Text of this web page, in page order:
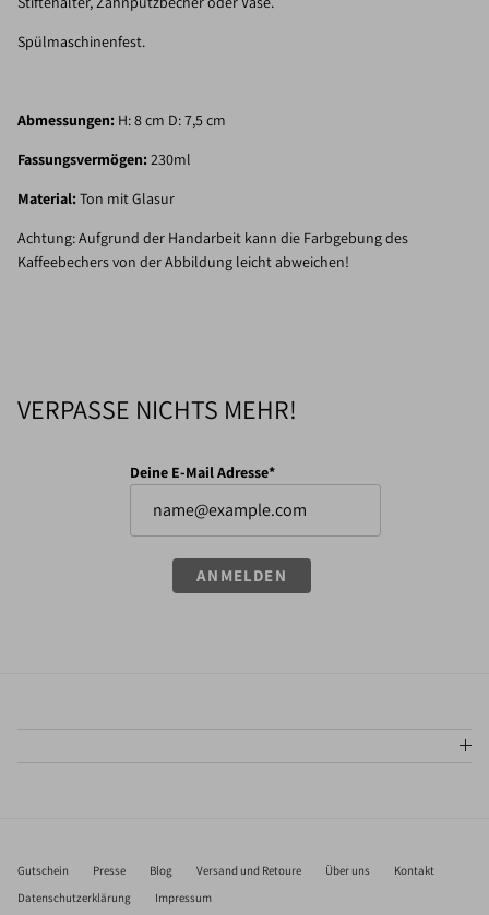
Spülmaschinenfest.
Abmessungen: H: 8 cm D: 7,5 cm
Fassungsvermögen: 230ml
Material: Ton mit Glasur
Achtung: Aufgrund der Handarbeit kann die Farbgebung des
Kaffeebechers von der Abbildung leicht abweichen!
VERPASSE NICHTS MEHR!
Deine E-Mail Adresse*
ANMELDEN
Gutschein Presse Blog Versand und Retoure Über uns
Kontakt
Datenschutzerklärung
Impressum